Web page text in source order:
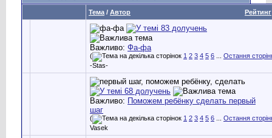
Рейтинг
Тема / Автор
Важливо: Фа-фа
( 1 2 3 4 5 6
Остання
-Stas-
Важливо: Поможем ребёнку сделать первый
шаг
( 1 2 3 4 5 6
Остання
Vasek